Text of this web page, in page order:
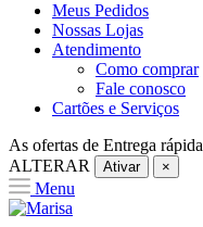
Meus Pedidos
Nossas Lojas
Atendimento
Como comprar
Fale conosco
Cartões e Serviços
As ofertas de Entrega rápida
ALTERAR
Ativar ×
Menu